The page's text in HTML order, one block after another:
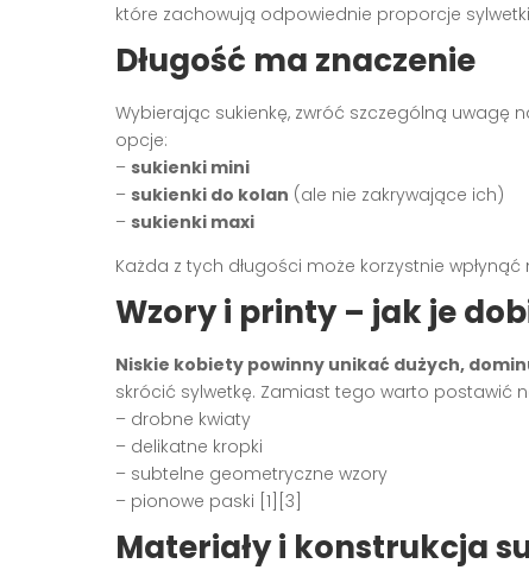
które zachowują odpowiednie proporcje
Długość ma znaczenie
Wybierając sukienkę, zwróć szczególną uwagę
opcje:
– sukienki mini
– sukienki do kolan (ale nie zakrywające ich)
– sukienki maxi
Każda z tych długości może korzystnie
Wzory i printy – jak je
Niskie kobiety powinny unikać dużych,
skrócić sylwetkę. Zamiast tego warto postawić
– drobne kwiaty
– delikatne kropki
– subtelne geometryczne wzory
– pionowe paski [1][3]
Materiały i konstrukcja